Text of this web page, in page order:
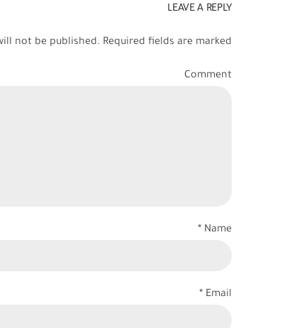
LEAVE A REPLY
not be published. Required fields are marked *
Comment
Name *
Email *